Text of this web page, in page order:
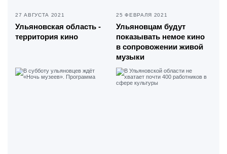
27 АВГУСТА 2021
Ульяновская область -
территория кино
25 ФЕВРАЛЯ 2021
Ульяновцам будут
показывать немое кино
в сопровожении живой
музыки